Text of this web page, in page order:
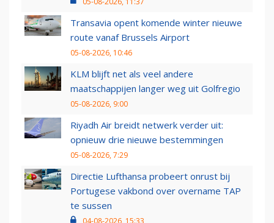
Transavia opent komende winter nieuwe
route vanaf Brussels Airport
05-08-2026, 10:46
KLM blijft net als veel andere
maatschappijen langer weg uit Golfregio
05-08-2026, 9:00
Riyadh Air breidt netwerk verder uit:
opnieuw drie nieuwe bestemmingen
05-08-2026, 7:29
Directie Lufthansa probeert onrust bij
Portugese vakbond over overname TAP
te sussen
04-08-2026, 15:33